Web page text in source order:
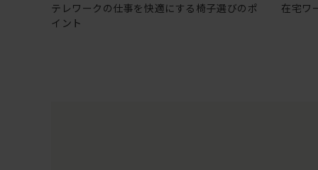
テレワークの仕事を快適にする椅子選びのポ
イント
在宅ワ